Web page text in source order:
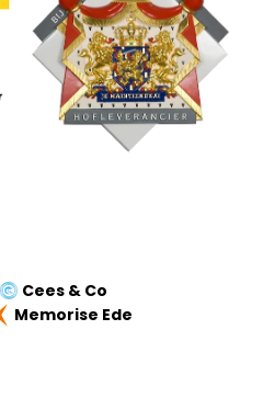
Cees & Co
Memorise Ede